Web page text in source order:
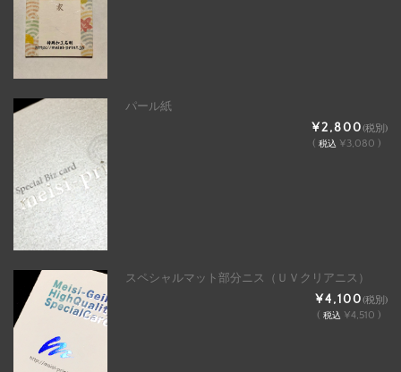
パール紙
¥2,800(税別)
( 税込 ¥3,080 )
スペシャルマット部分ニス（ＵＶクリアニス）
¥4,100(税別)
( 税込 ¥4,510 )